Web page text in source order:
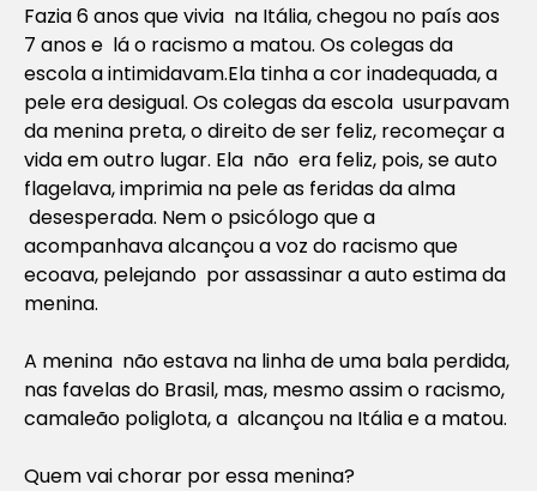
Fazia 6 anos que vivia na Itália, chegou no país aos
7 anos e lá o racismo a matou. Os colegas da
escola a intimidavam.Ela tinha a cor inadequada, a
pele era desigual. Os colegas da escola usurpavam
da menina preta, o direito de ser feliz, recomeçar a
vida em outro lugar. Ela não era feliz, pois, se auto
flagelava, imprimia na pele as feridas da alma
desesperada. Nem o psicólogo que a
acompanhava alcançou a voz do racismo que
ecoava, pelejando por assassinar a auto estima da
menina.
A menina não estava na linha de uma bala perdida,
nas favelas do Brasil, mas, mesmo assim o racismo,
camaleão poliglota, a alcançou na Itália e a matou.
Quem vai chorar por essa menina?